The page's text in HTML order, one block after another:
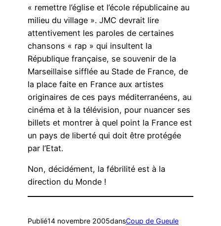
« remettre l’église et l’école républicaine au
milieu du village ». JMC devrait lire
attentivement les paroles de certaines
chansons « rap » qui insultent la
République française, se souvenir de la
Marseillaise sifflée au Stade de France, de
la place faite en France aux artistes
originaires de ces pays méditerranéens, au
cinéma et à la télévision, pour nuancer ses
billets et montrer à quel point la France est
un pays de liberté qui doit être protégée
par l’Etat.
Non, décidément, la fébrilité est à la
direction du Monde !
Publié14 novembre 2005dansCoup de Gueule